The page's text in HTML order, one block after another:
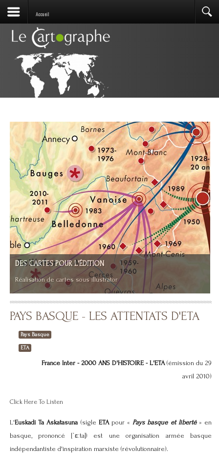
Accueil
DES CARTES POUR L'ÉDITION
Réalisation de cartes sous illustrator
PAYS BASQUE - LES ATTENTATS D'ETA
Pays Basque
ETA
France Inter - 2000 ANS D'HISTOIRE - L'ETA(émission du 29
avril 2010)
Click Here To Listen
L'Euskadi Ta Askatasuna (sigle ETApour «Pays basque et liberté» en
basque, prononcé [ˈɛːta]) est une organisation armée basque
indépendantiste d'inspiration marxiste (révolutionnaire).